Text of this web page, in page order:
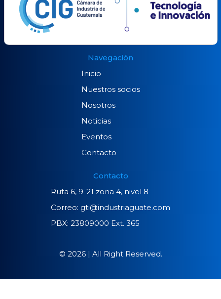
Navegación
Inicio
Nuestros socios
Nosotros
Noticias
Eventos
Contacto
Contacto
Ruta 6, 9-21 zona 4, nivel 8
Correo: gti@industriaguate.com
PBX: 23809000 Ext. 365
© 2026 | All Right Reserved.